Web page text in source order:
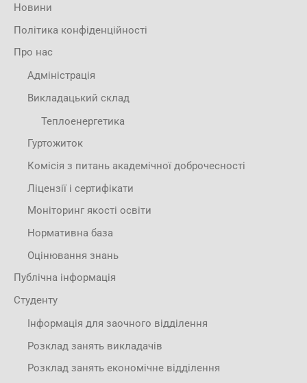
Новини
Політика конфіденційності
Про нас
Адміністрація
Викладацький склад
Теплоенергетика
Гуртожиток
Комісія з питань академічної доброчесності
Ліцензії і сертифікати
Моніторинг якості освіти
Нормативна база
Оцінювання знань
Публічна інформація
Студенту
Інформація для заочного відділення
Розклад занять викладачів
Розклад занять економічне відділення